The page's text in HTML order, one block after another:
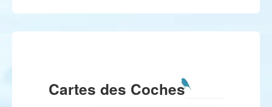
Cartes des Coches